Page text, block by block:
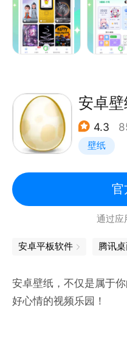
【高清动态锁屏】
抖音热门壁纸、网红壁
你喜欢的都能设为桌面锁
给你不一样的视觉体验。
【透明主题】
透明的桌面主题，极具
就此与众不同。
您还可以上传本地视频
视频制作为动态桌面，
将喜欢的视频设为手机
【精选热门分类】
炫酷跑马灯、情侣分屏
性文字壁纸、专属姓氏
安卓
4.3
壁纸
官
通过应
安卓平板软件 腾讯
安卓壁纸，不仅是属于
好心情的视频乐园！